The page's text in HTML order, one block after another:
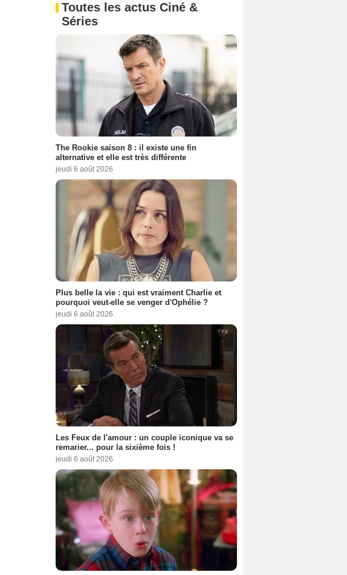
Toutes les actus Ciné &
Séries
The Rookie saison 8 : il existe une fin
alternative et elle est très différente
jeudi 6 août 2026
Plus belle la vie : qui est vraiment Charlie et
pourquoi veut-elle se venger d'Ophélie ?
jeudi 6 août 2026
Les Feux de l'amour : un couple iconique va se
remarier... pour la sixième fois !
jeudi 6 août 2026